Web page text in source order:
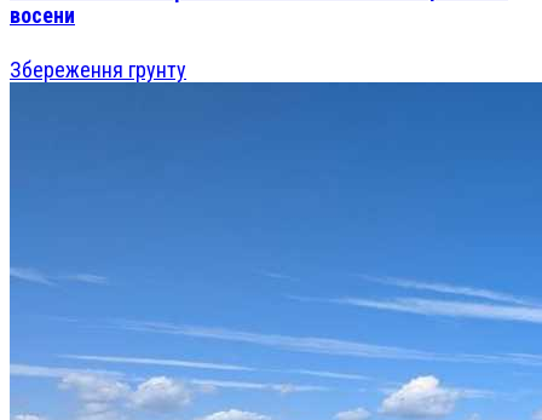
восени
Збереження грунту